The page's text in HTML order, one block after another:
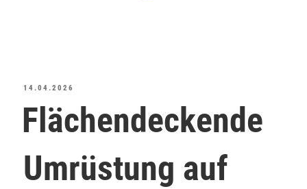
14.04.2026
Flächendeckende
Umrüstung auf